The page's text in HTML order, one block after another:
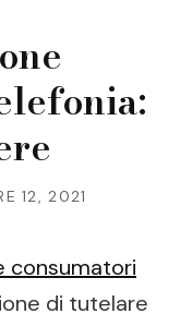
12, 2021
consumatori
di tutelare